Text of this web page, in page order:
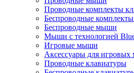
Проводные комплекты
Беспроводные
Беспроводные мыши
Мыши с технологией
Игровые мыши
Аксессуары для
Проводные клавиатуры